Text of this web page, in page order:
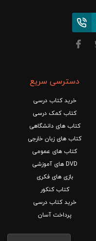
دسترسی سریع
خرید کتاب درسی
کتاب کمک درسی
کتاب های دانشگاهی
کتاب های زبان خارجی
کتاب های عمومی
DVD های آموزشی
بازی های فکری
کتاب کنکور
خرید کتاب درسی
پرداخت آسان